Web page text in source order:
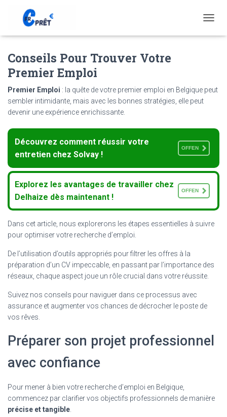
O
A
T
N
Conseils Pour Trouver Votre
Premier Emploi
Premier Emploi : la quête de votre premier emploi en Belgique peut
sembler intimidante, mais avec les bonnes stratégies, elle peut
devenir une expérience enrichissante.
Découvrez comment réussir votre
entretien chez Solvay !
OFFEN
Explorez les avantages de travailler chez
Delhaize dès maintenant !
OFFEN
Dans cet article, nous explorerons les étapes essentielles à suivre
pour optimiser votre recherche d’emploi.
De l’utilisation d’outils appropriés pour filtrer les offres à la
préparation d’un CV impeccable, en passant par l’importance des
réseaux, chaque aspect joue un rôle crucial dans votre réussite.
Suivez nos conseils pour naviguer dans ce processus avec
assurance et augmenter vos chances de décrocher le poste de
vos rêves.
Préparer son projet professionnel
avec confiance
Pour mener à bien votre recherche d’emploi en Belgique,
commencez par clarifier vos objectifs professionnels de manière
précise et tangible